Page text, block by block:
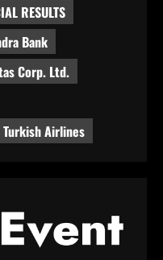
RESULTS
Bank
Corp. Ltd.
Turkish Airlines